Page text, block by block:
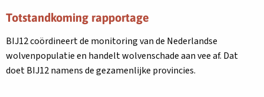
Totstandkoming rapportage
BIJ12 coördineert de monitoring van de Nederlandse
wolvenpopulatie en handelt wolvenschade aan vee af. Dat
doet BIJ12 namens de gezamenlijke provincies.